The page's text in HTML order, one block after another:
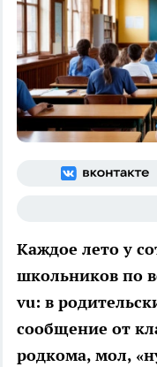
Каждое лето у
школьников по
vu: в
сообщение от
родкома, мол,